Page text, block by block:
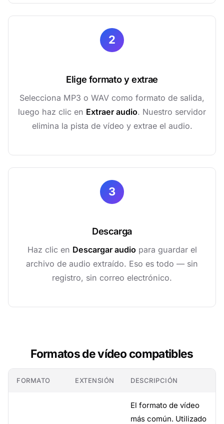
2
Elige formato y extrae
Selecciona MP3 o WAV como formato de salida,
luego haz clic en Extraer audio. Nuestro servidor
elimina la pista de vídeo y extrae el audio.
3
Descarga
Haz clic en Descargar audio para guardar el
archivo de audio extraído. Eso es todo — sin
registro, sin correo electrónico.
Formatos de vídeo compatibles
FORMATO EXTENSIÓN DESCRIPCIÓN
El formato de vídeo
más común. Utilizado